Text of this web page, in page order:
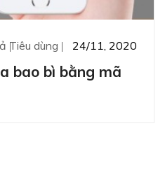
Tiêu dùng 24/11, 2020
bao bì bằng mã